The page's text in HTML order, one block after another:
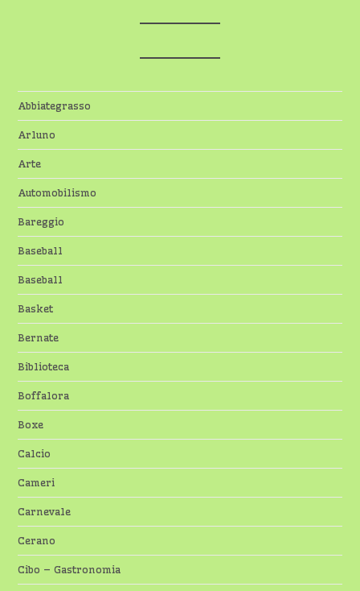
Abbiategrasso
Arluno
Arte
Automobilismo
Bareggio
Baseball
Baseball
Basket
Bernate
Biblioteca
Boffalora
Boxe
Calcio
Cameri
Carnevale
Cerano
Cibo – Gastronomia